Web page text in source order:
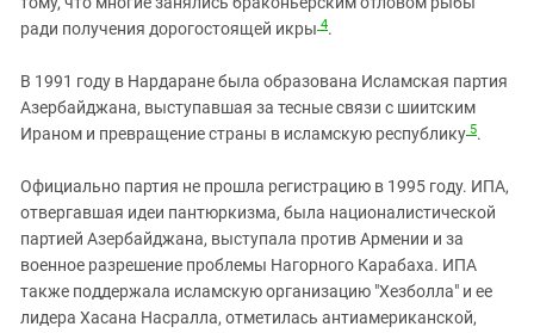
ради получения дорогостоящей икры 4.
В 1991 году в Нардаране была образована Исламская партия
Азербайджана, выступавшая за тесные связи с шиитским
Ираном и превращение страны в исламскую республику 5.
Официально партия не прошла регистрацию в 1995 году. ИПА,
отвергавшая идеи пантюркизма, была националистической
партией Азербайджана, выступала против Армении и за
военное разрешение проблемы Нагорного Карабаха. ИПА
также поддержала исламскую организацию "Хезболла" и ее
лидера Хасана Насралла, отметилась антиамериканской,